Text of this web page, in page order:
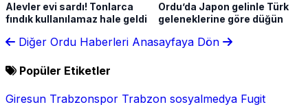
Alevler evi sardı! Tonlarca
fındık kullanılamaz hale geldi
Ordu’da Japon gelinle Türk
geleneklerine göre düğün
Diğer Ordu Haberleri Anasayfaya Dön
Popüler Etiketler
Giresun Trabzonspor Trabzon sosyalmedya Fugit